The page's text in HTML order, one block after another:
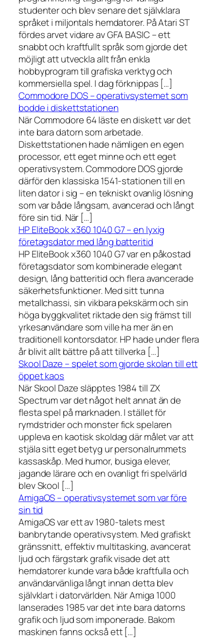
studenter och blev senare det självklara
språket i miljontals hemdatorer. På Atari ST
fördes arvet vidare av GFA BASIC – ett
snabbt och kraftfullt språk som gjorde det
möjligt att utveckla allt från enkla
hobbyprogram till grafiska verktyg och
kommersiella spel. I dag förknippas […]
Commodore DOS – operativsystemet som
bodde i diskettstationen
När Commodore 64 läste en diskett var det
inte bara datorn som arbetade.
Diskettstationen hade nämligen en egen
processor, ett eget minne och ett eget
operativsystem. Commodore DOS gjorde
därför den klassiska 1541-stationen till en
liten dator i sig – en tekniskt ovanlig lösning
som var både långsam, avancerad och långt
före sin tid. När […]
HP EliteBook x360 1040 G7 – en lyxig
företagsdator med lång batteritid
HP EliteBook x360 1040 G7 var en påkostad
företagsdator som kombinerade elegant
design, lång batteritid och flera avancerade
säkerhetsfunktioner. Med sitt tunna
metallchassi, sin vikbara pekskärm och sin
höga byggkvalitet riktade den sig främst till
yrkesanvändare som ville ha mer än en
traditionell kontorsdator. HP hade under flera
år blivit allt bättre på att tillverka […]
Skool Daze – spelet som gjorde skolan till ett
öppet kaos
När Skool Daze släpptes 1984 till ZX
Spectrum var det något helt annat än de
flesta spel på marknaden. I stället för
rymdstrider och monster fick spelaren
uppleva en kaotisk skoldag där målet var att
stjäla sitt eget betyg ur personalrummets
kassaskåp. Med humor, busiga elever,
jagande lärare och en ovanligt fri spelvärld
blev Skool […]
AmigaOS – operativsystemet som var före
sin tid
AmigaOS var ett av 1980-talets mest
banbrytande operativsystem. Med grafiskt
gränssnitt, effektiv multitasking, avancerat
ljud och färgstark grafik visade det att
hemdatorer kunde vara både kraftfulla och
användarvänliga långt innan detta blev
självklart i datorvärlden. När Amiga 1000
lanserades 1985 var det inte bara datorns
grafik och ljud som imponerade. Bakom
maskinen fanns också ett […]